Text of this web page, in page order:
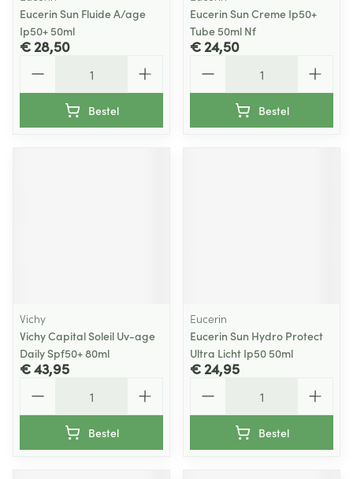
Eucerin Sun Fluide A/age
Ip50+ 50ml
€ 28,50
Bestel
Eucerin Sun Creme Ip50+
Tube 50ml Nf
€ 24,50
Bestel
Vichy
Vichy Capital Soleil Uv-age
Daily Spf50+ 80ml
€ 43,95
Bestel
Eucerin
Eucerin Sun Hydro Protect
Ultra Licht Ip50 50ml
€ 24,95
Bestel